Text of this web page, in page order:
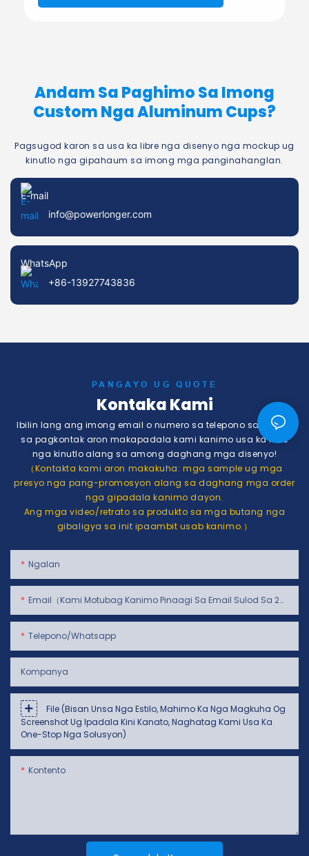
Andam Sa Paghimo Sa Imong
Custom Nga Aluminum Cups?
Pagsugod karon sa usa ka libre nga disenyo nga mockup ug
kinutlo nga gipahaum sa imong mga panginahanglan.
E-mail
info@powerlonger.com
WhatsApp
+86-13927743836
PANGAYO UG QUOTE
Kontaka Kami
Ibilin lang ang imong email o numero sa telepono sa porma
sa pagkontak aron makapadala kami kanimo usa ka libre
nga kinutlo alang sa among daghang mga disenyo!
（Kontakta kami aron makakuha: mga sample ug mga
presyo nga pang-promosyon alang sa daghang mga order
nga gipadala kanimo dayon.
Ang mga video/retrato sa produkto sa mga butang nga
gibaligya sa init ipaambit usab kanimo.）
Ngalan
Email（Kami Motubag Kanimo Pinaagi Sa Email Sulod Sa 24 Oras）
Telepono/whatsapp
Kompanya
File (Bisan Unsa Nga Estilo, Mahimo Ka Nga Magkuha Og
Screenshot Ug Ipadala Kini Kanato, Naghatag Kami Usa Ka
One-Stop Nga Solusyon)
Kontento